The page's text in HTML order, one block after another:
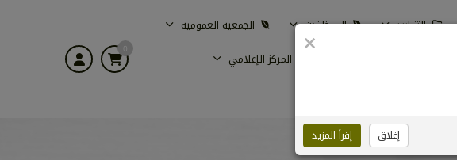
التقارير الموظفين
الجمعية العمومية
المركز الإعلامي
×
إغلاق إقرأ المزيد